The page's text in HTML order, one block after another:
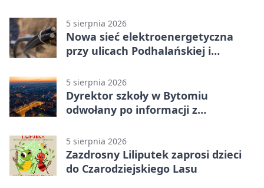
5 sierpnia 2026
Nowa sieć elektroenergetyczna
przy ulicach Podhalańskiej i
5 sierpnia 2026
Dyrektor szkoły w Bytomiu
odwołany po informacji z
5 sierpnia 2026
Zazdrosny Liliputek zaprosi dzieci
do Czarodziejskiego Lasu